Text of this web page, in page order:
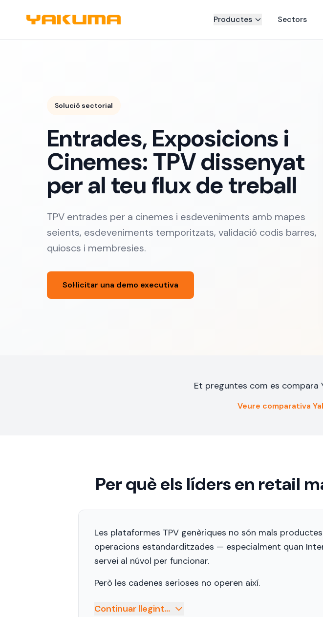
Productes
Sectors
Solució sectorial
Entrades, Exposicions i
Cinemes: TPV dissenyat
per al teu flux de treball
TPV entrades per a cinemes i esdeveniments amb mapes
seients, esdeveniments temporitzats, validació codis barres,
quioscs i membresies.
Sol·licitar una demo executiva
Et preguntes com es compara
Veure comparativa
Per què els líders en retail
Les plataformes TPV genèriques no són mals
operacions estandarditzades — especialment quan
servei al núvol per funcionar.
Però les cadenes serioses no operen així.
Continuar llegint...